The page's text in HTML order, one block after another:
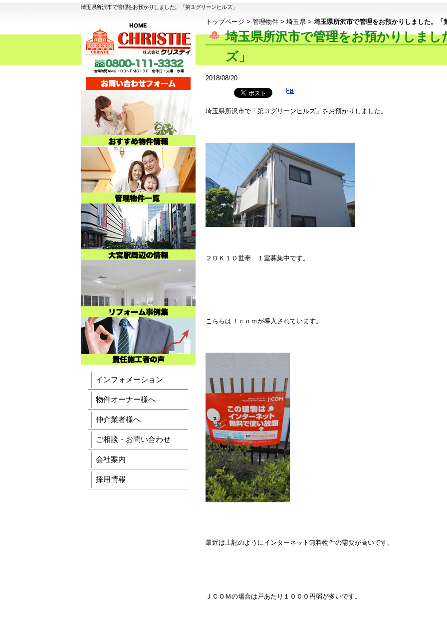
埼玉県所沢市で管理をお預かりしました。「第３グリーンヒルズ」
トップページ > 管理物件 > 埼玉県 > 埼玉県所沢市で管理をお預かりしました。「
埼玉県所沢市で管理をお預かりしま
ズ」
2018/08/20
埼玉県所沢市で「第３グリーンヒルズ」をお預かりしました。
２ＤＫ１０世帯 １室募集中です。
こちらはＪｃｏｍが導入されています。
最近は上記のようにインターネット無料物件の需要が高いです。
ＪＣＯＭの場合は戸あたり１０００円弱が多いです。
インフォメーション
物件オーナー様へ
仲介業者様へ
ご相談・お問い合わせ
会社案内
採用情報